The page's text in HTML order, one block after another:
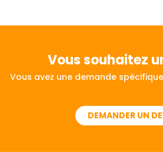
Vous souhaitez
Vous avez une demande
DEMANDER UN